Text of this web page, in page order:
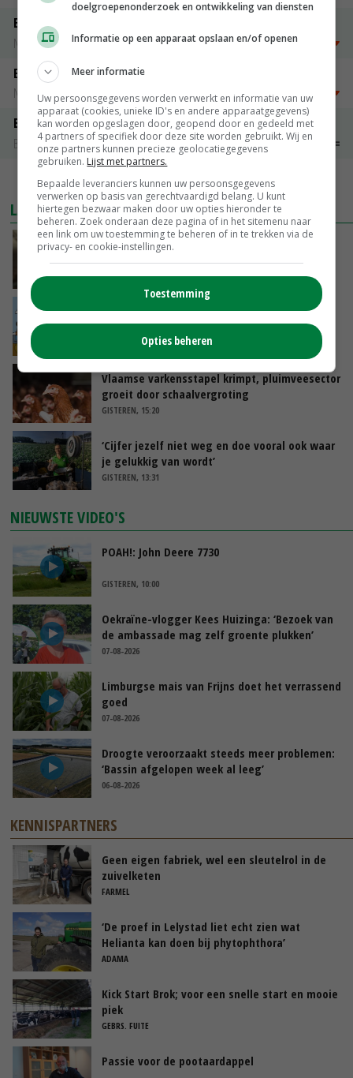
Emmeloord Tarwe
Noteringen
€ 205,00~ € 208,00
Emmeloord Schaaltjespeen
Noteringen
€ 5,00~ € 20,00
Bintje A 28/35
Bintje Info
€ 48,00~ € 52,00
MEER MARKTPRIJZEN
LAATSTE NIEUWS
‘Samenwerking A-ware en Amalthea gaat
zorgen voor meer balans’
GISTEREN, 16:01
Internationale vraag naar geitenzuivel blijft
groot: Nederland in Europese top
GISTEREN, 15:33
Vlaamse varkensstapel krimpt, pluimveesector
groeit door schaalvergroting
GISTEREN, 15:20
‘Cijfer jezelf niet weg en doe vooral ook waar
je gelukkig van wordt’
GISTEREN, 13:31
NIEUWSTE VIDEO'S
POAH!: John Deere 7730
GISTEREN, 10:00
Oekraïne-vlogger Kees Huizinga: ‘Bezoek van
de ambassade mag zelf groente plukken’
07-08-2026
Limburgse mais van Frijns doet het verrassend
goed
07-08-2026
Droogte veroorzaakt steeds meer problemen:
‘Bassin afgelopen week al leeg’
06-08-2026
KENNISPARTNERS
Geen eigen fabriek, wel een sleutelrol in de
zuivelketen
FARMEL
‘De proef in Lelystad liet echt zien wat
Helianta kan doen bij phytophthora’
ADAMA
Kick Start Brok; voor een snelle start en mooie
piek
GEBRS. FUITE
Passie voor de pootaardappel
doelgroepenonderzoek en ontwikkeling van diensten
Informatie op een apparaat opslaan en/of openen
Meer informatie
Uw persoonsgegevens worden verwerkt en informatie van uw
apparaat (cookies, unieke ID's en andere apparaatgegevens)
kan worden opgeslagen door, geopend door en gedeeld met
4 partners of specifiek door deze site worden gebruikt. Wij en
onze partners kunnen precieze geolocatiegegevens
gebruiken. Lijst met partners.
Bepaalde leveranciers kunnen uw persoonsgegevens
verwerken op basis van gerechtvaardigd belang. U kunt
hiertegen bezwaar maken door uw opties hieronder te
beheren. Zoek onderaan deze pagina of in het sitemenu naar
een link om uw toestemming te beheren of in te trekken via de
privacy- en cookie-instellingen.
Toestemming
Opties beheren